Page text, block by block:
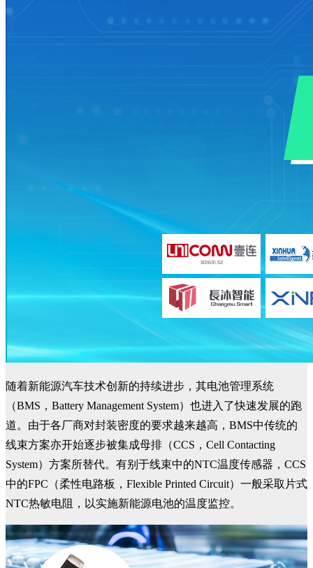
随着新能源汽车技术创新的持续进步，其电池管理系统
（BMS，Battery Management System）也进入了快速发展的跑
道。由于各厂商对封装密度的要求越来越高，BMS中传统的
线束方案亦开始逐步被集成母排（CCS，Cell Contacting
System）方案所替代。有别于线束中的NTC温度传感器，CCS
中的FPC（柔性电路板，Flexible Printed Circuit）一般采取片式
NTC热敏电阻，以实施新能源电池的温度监控。